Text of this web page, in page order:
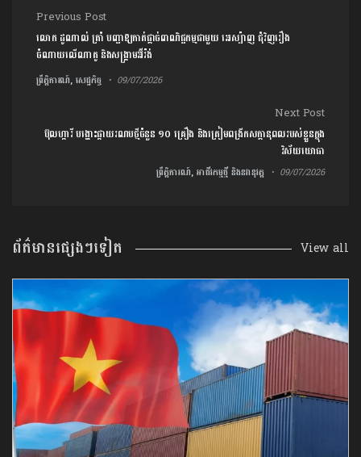
Post navigation
Previous Post
លោក ដូណាល់ ត្រាំ បញ្ជាឱ្យកាត់ផ្តាច់ពាណិជ្ជកម្មជាមួយ អេស្ប៉ាញ ជុំវិញរឿង
ចំណាយលើណាតូ និងសង្រ្គាមអ៊ីរ៉ង់
ព្រឹត្តិការណ៍, សេដ្ឋកិច្ច 09/07/2026
Next Post
ប៊ុល​ហ្ការី​ បង្ហោះ​ផ្កាយ​រណប​ថ្មី​​ចំនួន ​១០​ ​គ្រឿង និងត្រៀម​ពង្រីកសក្ដានុពលរបស់ខ្លួន​ក្នុង​
វិស័យ​យោធា​
ព្រឹត្តិការណ៍, អាជីវកម្មថ្មី និងនវានុវត្ត 09/07/2026
ព័ត៌មានផ្សេងៗទៀត View all